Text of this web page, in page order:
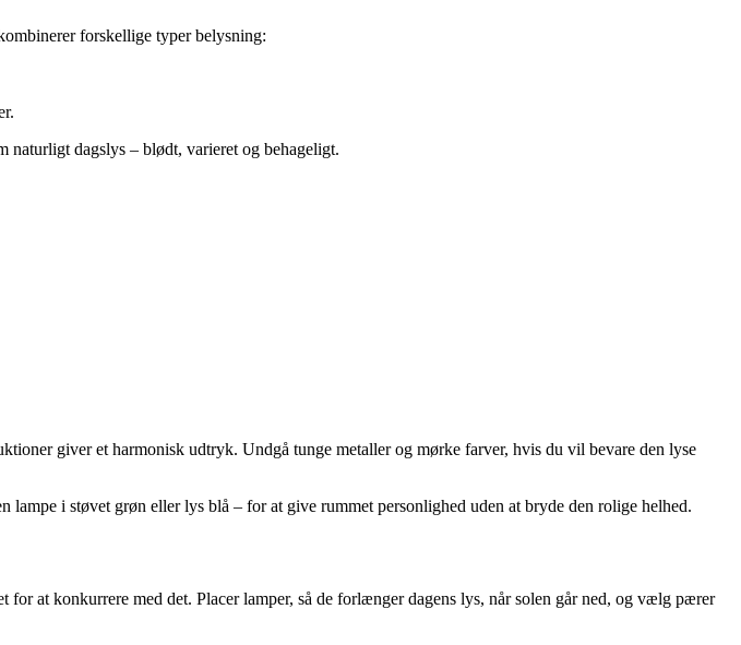
forskellige typer belysning:
naturligt dagslys – blødt, varieret og behageligt.
giver et harmonisk udtryk. Undgå tunge metaller og mørke farver, hvis du vil bevare den lyse
i støvet grøn eller lys blå – for at give rummet personlighed uden at bryde den rolige helhed.
for at konkurrere med det. Placer lamper, så de forlænger dagens lys, når solen går ned, og vælg pærer